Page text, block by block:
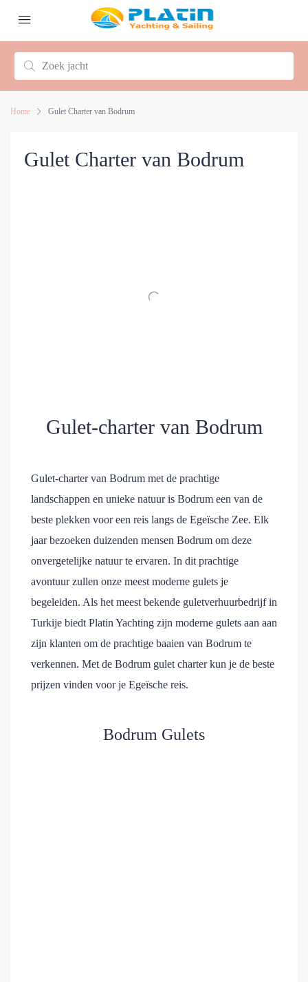
Home Gulet Charter van Bodrum
Gulet Charter van Bodrum
Gulet-charter van Bodrum
Gulet-charter van Bodrum met de prachtige
landschappen en unieke natuur is Bodrum een van de
beste plekken voor een reis langs de Egeïsche Zee. Elk
jaar bezoeken duizenden mensen Bodrum om deze
onvergetelijke natuur te ervaren. In dit prachtige
avontuur zullen onze meest moderne gulets je
begeleiden. Als het meest bekende guletverhuurbedrijf in
Turkije biedt Platin Yachting zijn moderne gulets aan aan
zijn klanten om de prachtige baaien van Bodrum te
verkennen. Met de Bodrum gulet charter kun je de beste
prijzen vinden voor je Egeïsche reis.
Bodrum Gulets